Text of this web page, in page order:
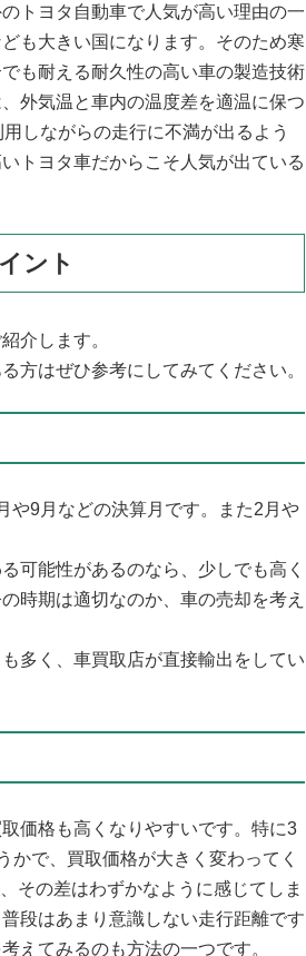
トヨタ自動車で人気が高い理由の一
も大きい国になります。そのため寒
も耐える耐久性の高い車の製造技術
外気温と車内の温度差を適温に保つ
しながらの走行に不満が出るよう
トヨタ車だからこそ人気が出ている
ント
介します。
方はぜひ参考にしてみてください。
や9月などの決算月です。また2月や
可能性があるのなら、少しでも高く
時期は適切なのか、車の売却を考え
多く、車買取店が直接輸出をしてい
価格も高くなりやすいです。特に3
で、買取価格が大きく変わってく
その差はわずかなように感じてしま
段はあまり意識しない走行距離です
えてみるのも方法の一つです。